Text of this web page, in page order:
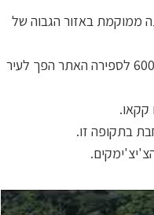
ממוקמת באזור הגבוה של
אל טחין, נקראת על שמו של אל הגשם טוטונאק שמשמעותו "רעם או ברק", עד שנת 600 לספירה האתר הפך לעיר
קקאו.
בתקופה זו.